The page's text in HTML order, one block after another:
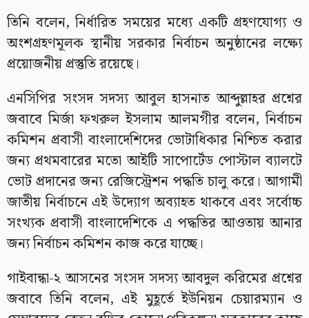
তিনি বলেন, নির্ধারিত সময়ের মধ্যে একটি গ্রহণযোগ্য ও
অংশগ্রহণমূলক স্থানীয় সরকার নির্বাচন অনুষ্ঠানের লক্ষ্যে
প্রয়োজনীয় প্রস্তুতি রয়েছে।
এনসিপির সংসদ সদস্য আবুল হাসনাত আব্দুল্লাহর প্রশ্নের
জবাবে মির্জা ফখরুল ইসলাম আলমগীর বলেন, নির্বাচন
কমিশন প্রবাসী বাংলাদেশিদের ভোটাধিকার নিশ্চিত করার
জন্য প্রথমবারের মতো আইটি সাপোর্টেড পোস্টাল ব্যালটে
ভোট প্রদানের জন্য রেজিস্ট্রেশন পদ্ধতি চালু করে। আগামী
জাতীয় নির্বাচনে এই উদ্যোগ অব্যাহত থাকবে এবং সর্বোচ্চ
সংখ্যক প্রবাসী বাংলাদেশিকে এ পদ্ধতির আওতায় আনার
জন্য নির্বাচন কমিশন কাজ করে যাচ্ছে।
গাইবান্ধা-২ আসনের সংসদ সদস্য আবদুল করিমের প্রশ্নের
জবাবে তিনি বলেন, এই মুহূর্তে ইউনিয়ন চেয়ারম্যান ও